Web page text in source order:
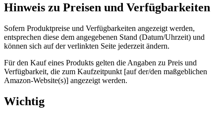
Hinweis zu Preisen und Verfügbarkeiten
Sofern Produktpreise und Verfügbarkeiten angezeigt werden,
entsprechen diese dem angegebenen Stand (Datum/Uhrzeit) und
können sich auf der verlinkten Seite jederzeit ändern.
Für den Kauf eines Produkts gelten die Angaben zu Preis und
Verfügbarkeit, die zum Kaufzeitpunkt [auf der/den maßgeblichen
Amazon-Website(s)] angezeigt werden.
Wichtig